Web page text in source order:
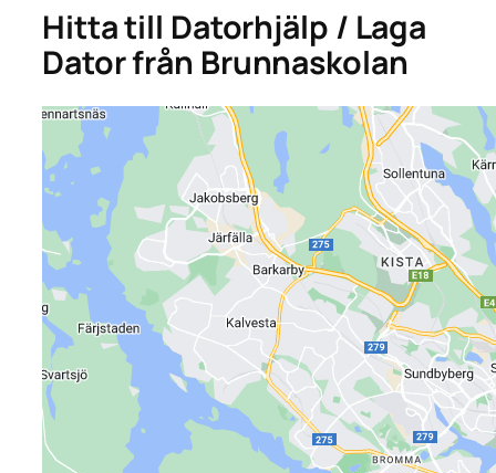
Hitta till Datorhjälp / Laga
Dator från Brunnaskolan